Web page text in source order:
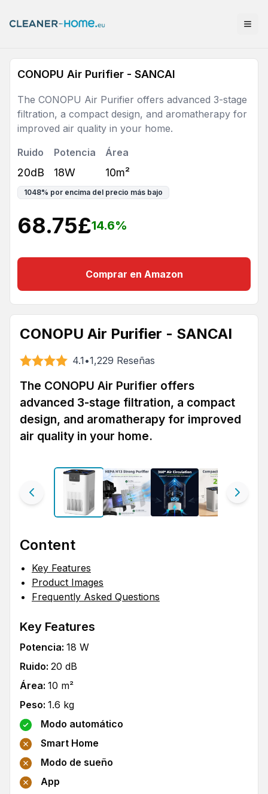
CONOPU Air Purifier - SANCAI
The CONOPU Air Purifier offers advanced 3-stage
filtration, a compact design, and aromatherapy for
improved air quality in your home.
Ruido
20dB
Potencia
18W
Área
10m²
1048% por encima del precio más bajo
68.75£14.6%
Comprar en Amazon
CONOPU Air Purifier - SANCAI
4.1•1,229 Reseñas
The CONOPU Air Purifier offers
advanced 3-stage filtration, a compact
design, and aromatherapy for improved
air quality in your home.
Content
Key Features
Product Images
Frequently Asked Questions
Key Features
Potencia: 18 W
Ruido: 20 dB
Área: 10 m²
Peso: 1.6 kg
Modo automático
Smart Home
Modo de sueño
App